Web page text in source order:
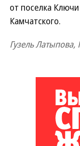
от поселка
Камчатского.
Гузель